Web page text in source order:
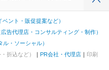
ベント・販促提案など）
告代理店・コンサルティング・制作）
・ソーシャル）
折込など）
PR会社・代理店
印刷